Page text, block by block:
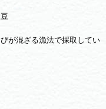
が混ざる漁法で採取してい